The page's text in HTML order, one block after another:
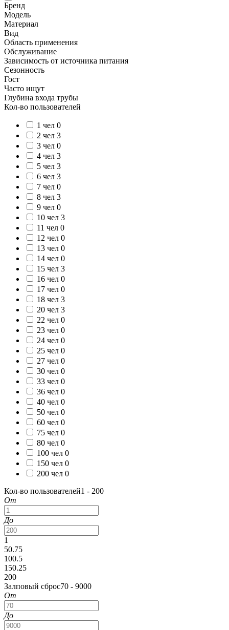
Бренд
Модель
Материал
Вид
Область применения
Обслуживание
Зависимость от источника питания
Сезонность
Гост
Часто ищут
Глубина входа трубы
Кол-во пользователей
1 чел 0
2 чел 3
3 чел 0
4 чел 3
5 чел 3
6 чел 3
7 чел 0
8 чел 3
9 чел 0
10 чел 3
11 чел 0
12 чел 0
13 чел 0
14 чел 0
15 чел 3
16 чел 0
17 чел 0
18 чел 3
20 чел 3
22 чел 0
23 чел 0
24 чел 0
25 чел 0
27 чел 0
30 чел 0
33 чел 0
36 чел 0
40 чел 0
50 чел 0
60 чел 0
75 чел 0
80 чел 0
100 чел 0
150 чел 0
200 чел 0
Кол-во пользователей1 - 200
От
До
1
50.75
100.5
150.25
200
Залповый сброс70 - 9000
От
До